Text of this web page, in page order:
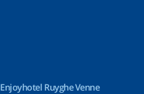
Enjoyhotel Ruyghe Venne